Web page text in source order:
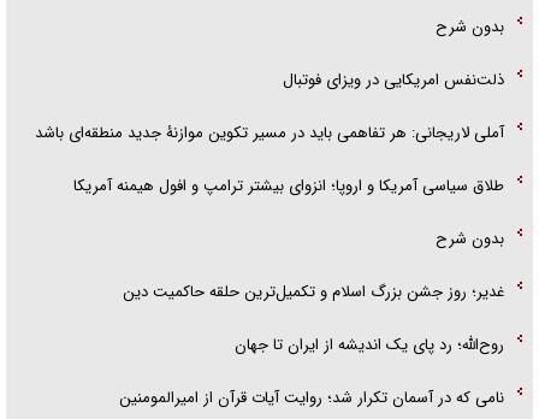
بدون شرح
ذلت‌نفس امریکایی در ویزای فوتبال
آملی لاریجانی: هر تفاهمی باید در مسیر تکوین موازنۀ جدید منطقه‌ای باشد
طلاق سیاسی آمریکا و اروپا؛ انزوای بیشتر ترامپ و افول هیمنه آمریکا
بدون شرح
غدیر؛ روز جشن بزرگ اسلام و تکمیل‌ترین حلقه حاکمیت دین
روح‌الله؛ رد پای یک اندیشه از ایران تا جهان
نامی که در آسمان تکرار شد؛ روایت آیات قرآن از امیرالمومنین